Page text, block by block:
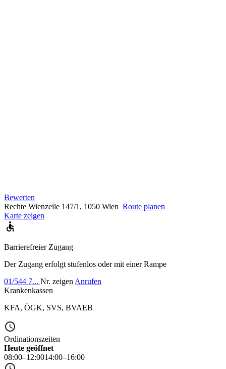
Bewerten
Rechte Wienzeile 147/1, 1050 Wien Route planen
Karte zeigen
Barrierefreier Zugang
Der Zugang erfolgt stufenlos oder mit einer Rampe
01/544 7... Nr. zeigen Anrufen
Krankenkassen
KFA, ÖGK, SVS, BVAEB
Ordinationszeiten
Heute geöffnet
08:00–12:0014:00–16:00